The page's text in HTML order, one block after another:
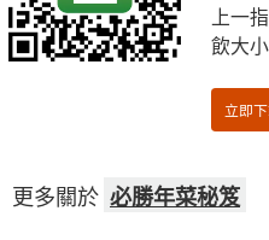
上一
飲大
更多關於 必勝年菜秘笈